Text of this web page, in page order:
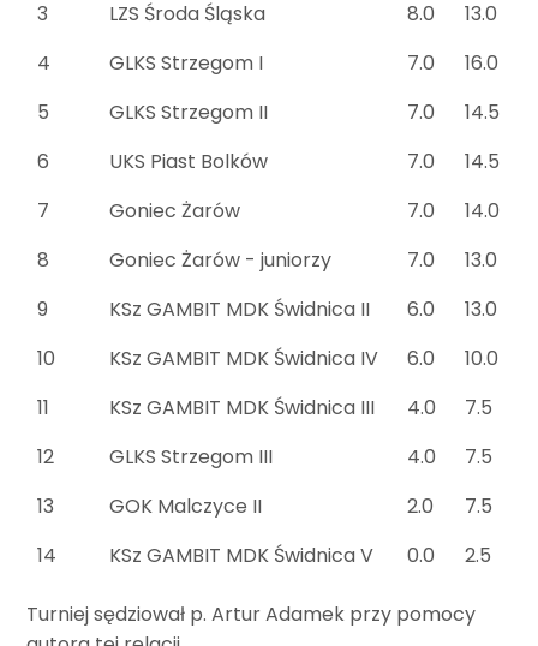
3
LZS Środa Śląska 8.0
13.0
4
GLKS Strzegom I 7.0
16.0
5
GLKS Strzegom II 7.0
14.5
6
UKS Piast Bolków 7.0
14.5
7
Goniec Żarów 7.0
14.0
8
Goniec Żarów - juniorzy 7.0
13.0
9
KSz GAMBIT MDK Świdnica II 6.0
13.0
10
KSz GAMBIT MDK Świdnica IV 6.0
10.0
11
KSz GAMBIT MDK Świdnica III 4.0
7.5
12
GLKS Strzegom III 4.0
7.5
13
GOK Malczyce II 2.0
7.5
14
KSz GAMBIT MDK Świdnica V 0.0 2.5
Turniej sędziował p. Artur Adamek przy pomocy